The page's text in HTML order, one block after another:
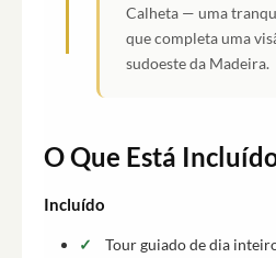
Calheta — uma
que completa uma
sudoeste da Madeira.
O Que Está
Incluído
Tour guiado de dia